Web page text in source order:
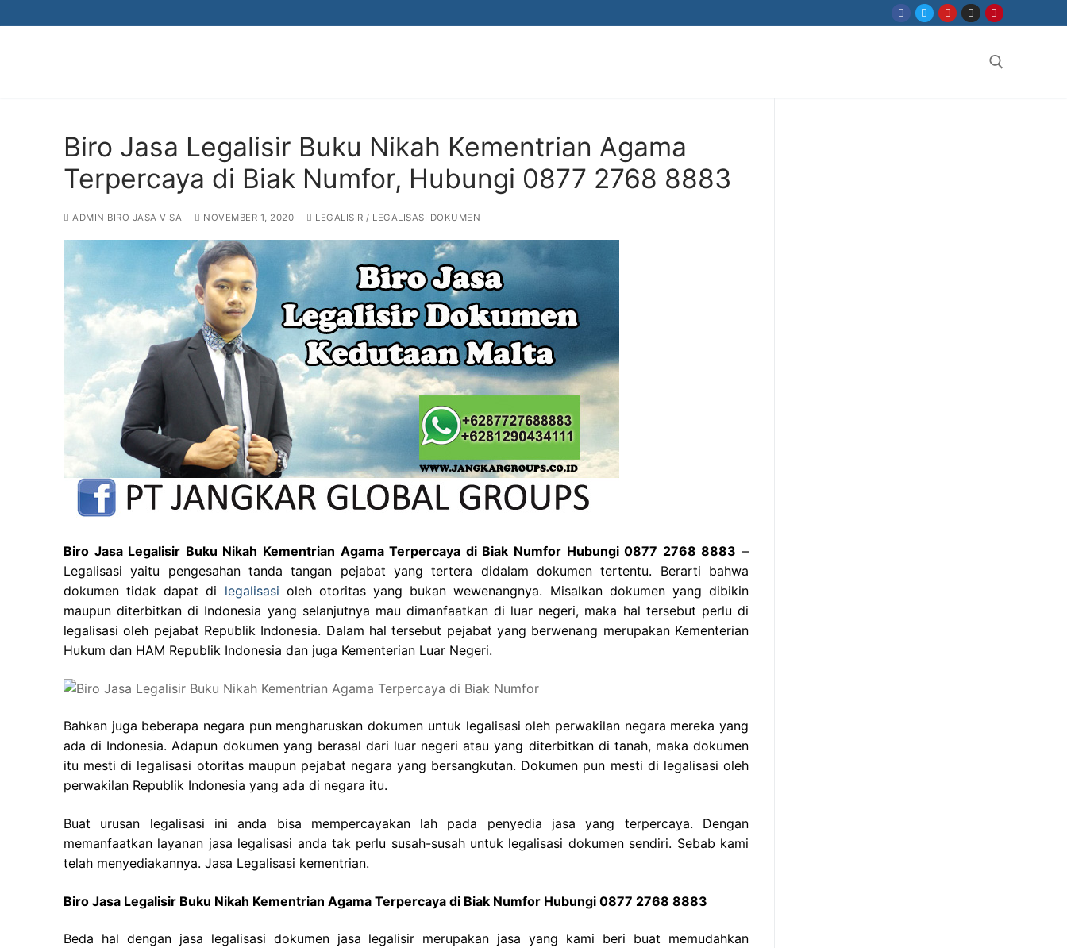
to
Biro Jasa Legalisir Buku Nikah Kementrian Agama
Terpercaya di Biak Numfor, Hubungi 0877 2768 8883
ADMIN BIRO JASA VISA NOVEMBER 1, 2020 LEGALISIR / LEGALISASI DOKUMEN
Biro Jasa Legalisir Buku Nikah Kementrian Agama Terpercaya di Biak Numfor Hubungi 0877 2768 8883 –
Legalisasi yaitu pengesahan tanda tangan pejabat yang tertera didalam dokumen tertentu. Berarti bahwa
dokumen tidak dapat di legalisasi oleh otoritas yang bukan wewenangnya. Misalkan dokumen yang dibikin
maupun diterbitkan di Indonesia yang selanjutnya mau dimanfaatkan di luar negeri, maka hal tersebut perlu di
legalisasi oleh pejabat Republik Indonesia. Dalam hal tersebut pejabat yang berwenang merupakan Kementerian
Hukum dan HAM Republik Indonesia dan juga Kementerian Luar Negeri.
Bahkan juga beberapa negara pun mengharuskan dokumen untuk legalisasi oleh perwakilan negara mereka yang
ada di Indonesia. Adapun dokumen yang berasal dari luar negeri atau yang diterbitkan di tanah, maka dokumen
itu mesti di legalisasi otoritas maupun pejabat negara yang bersangkutan. Dokumen pun mesti di legalisasi oleh
perwakilan Republik Indonesia yang ada di negara itu.
Buat urusan legalisasi ini anda bisa mempercayakan lah pada penyedia jasa yang terpercaya. Dengan
memanfaatkan layanan jasa legalisasi anda tak perlu susah-susah untuk legalisasi dokumen sendiri. Sebab kami
telah menyediakannya. Jasa Legalisasi kementrian.
Biro Jasa Legalisir Buku Nikah Kementrian Agama Terpercaya di Biak Numfor Hubungi 0877 2768 8883
Beda hal dengan jasa legalisasi dokumen jasa legalisir merupakan jasa yang kami beri buat memudahkan